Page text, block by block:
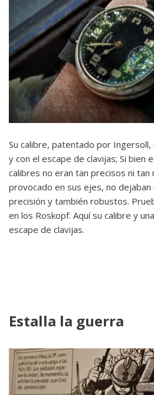
Su calibre, patentado por
y con el escape de clavijas; Si bien
calibres no eran tan precisos ni
provocado en sus ejes, no
precisión y también robustos.
en los Roskopf. Aquí su calibre y
escape de clavijas.
Estalla la guerra